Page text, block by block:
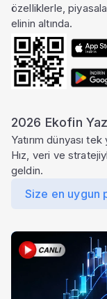
özelliklerle,
elinin altında.
2026 Ekofin
Yatırım dünyası
Hız, veri ve
geldin.
Size en uygun